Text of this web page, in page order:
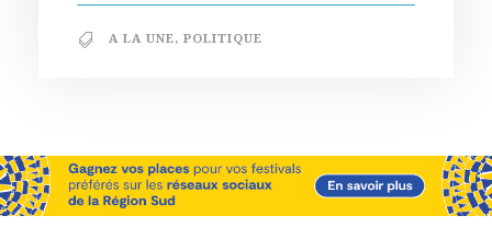
A LA UNE, POLITIQUE